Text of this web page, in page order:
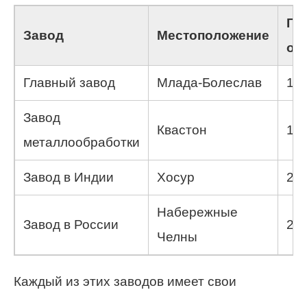
Завод Местоположение
Главный завод Млада-Болеслав
Завод
металлообработки
Квастон
Завод в Индии Хосур
Завод в России
Набережные
Челны
Каждый из этих заводов имеет свои